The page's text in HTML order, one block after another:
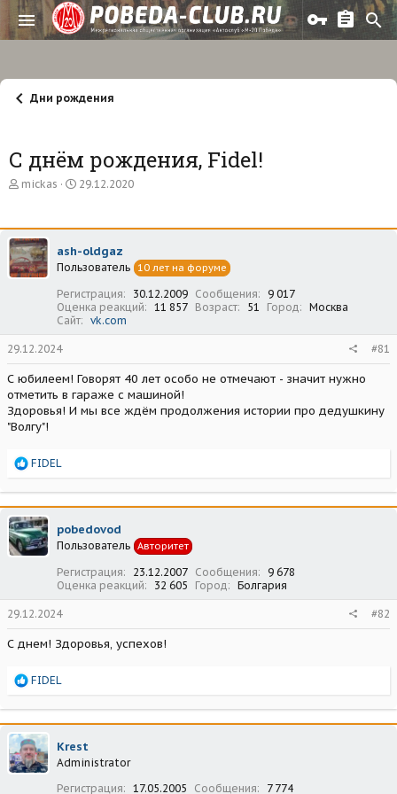
Дни рождения
С днём рождения, Fidel!
А
о
р
т
е
mickas
Д
а
а
ч
л
а
29.12.2020
ash-oldgaz
Пользователь 10 лет на форуме
Регистрация 30.12.2009 Сообщения
9 017
Оценка реакций
11 857 Возраст 51 Город
Москва
Сайт
vk.com
29.12.2024 #81
С юбилеем! Говорят 40 лет особо не отмечают - значит нужно
отметить в гараже с машиной!
Здоровья! И мы все ждём продолжения истории про дедушкину
"Волгу"!
Р
а
к
ц
и
и
FIDEL
pobedovod
Пользователь Авторитет
Регистрация 23.12.2007 Сообщения
9 678
Оценка реакций
32 605 Город Болгария
29.12.2024 #82
С днем! Здоровья, успехов!
Р
а
к
ц
и
и
FIDEL
Krest
Administrator
Регистрация
17.05.2005 Сообщения 7 774